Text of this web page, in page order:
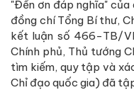
"Đền ơn đáp nghĩa"
đồng chí Tổng Bí thư,
kết luận số 466-TB/
Chính phủ, Thủ tướng
tìm kiếm, quy tập và
Chỉ đạo quốc gia) đã